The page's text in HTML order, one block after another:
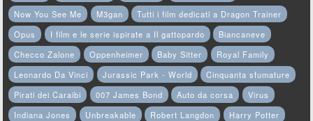
Now You See Me
M3gan
Tutti i film dedicati a Dragon Trainer
Opus
I film e le serie ispirate a Il gattopardo
Biancaneve
Checco Zalone
Oppenheimer Baby Sitter
Royal Family
Leonardo Da Vinci
Jurassic Park - World
Cinquanta sfumature
Pirati dei Caraibi
007 James Bond Auto da corsa
Virus
Indiana Jones
Unbreakable Robert Langdon
Harry Potter